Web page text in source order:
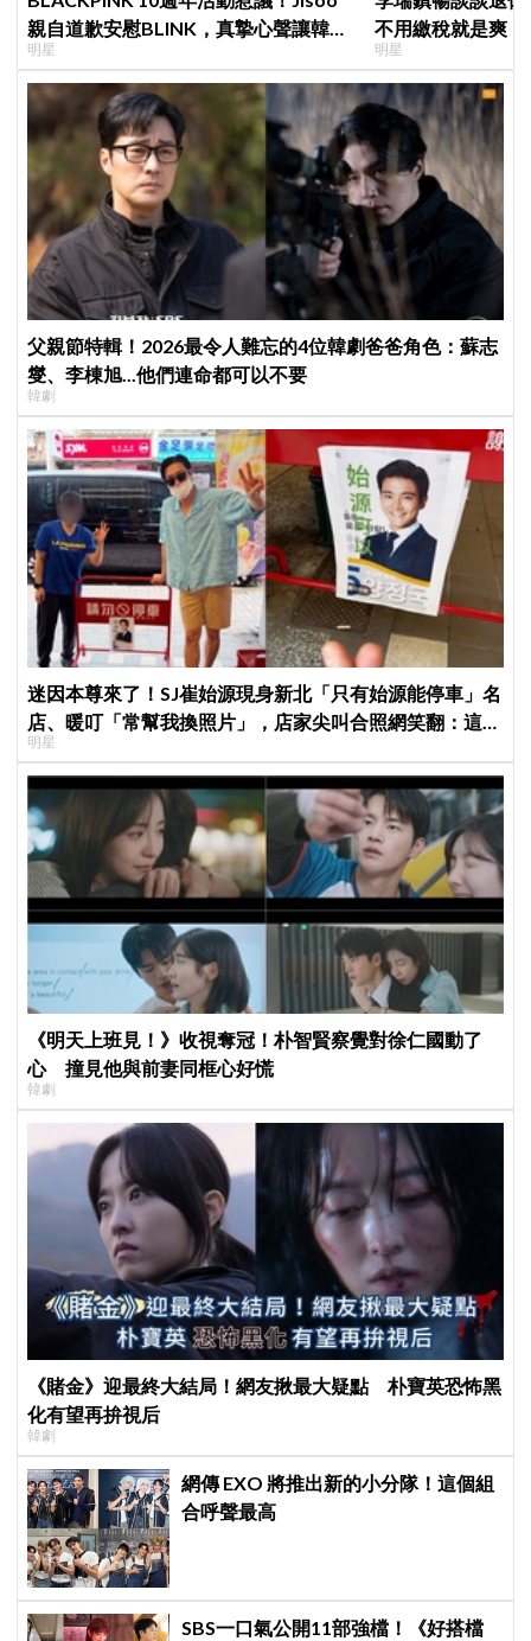
親自道歉安慰BLINK，真摯心聲讓韓網
直呼：「看了心裡好暖」
明星
不用繳稅就是爽
明星
父親節特輯！2026最令人難忘的4位韓劇爸爸角色：蘇志
燮、李棟旭...他們連命都可以不要
韓劇
迷因本尊來了！SJ崔始源現身新北「只有始源能停車」名
店、暖叮「常幫我換照片」，店家尖叫合照網笑翻：這輩
子不能脫粉了
明星
《明天上班見！》收視奪冠！朴智賢察覺對徐仁國動了
心 撞見他與前妻同框心好慌
韓劇
《賭金》迎最終大結局！網友揪最大疑點 朴寶英恐怖黑
化有望再拚視后
韓劇
網傳 EXO 將推出新的小分隊！這個組
合呼聲最高
SBS一口氣公開11部強檔！《好搭檔